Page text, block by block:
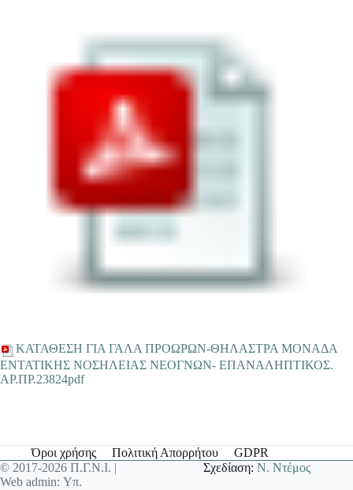
ΚΑΤΑΘΕΣΗ ΓΙΑ ΓΑΛΑ ΠΡΟΩΡΩΝ-ΘΗΛΑΣΤΡΑ ΜΟΝΑΔΑ
ΕΝΤΑΤΙΚΗΣ ΝΟΣΗΛΕΙΑΣ ΝΕΟΓΝΩΝ- ΕΠΑΝΑΛΗΠΤΙΚΟΣ.
ΑΡ.ΠΡ.23824pdf
Όροι χρήσης Πολιτική Απορρήτου
GDPR
© 2017-2026 Π.Γ.Ν.Ι. |
Web admin: Υπ.
Σχεδίαση:Ν. Ντέμος